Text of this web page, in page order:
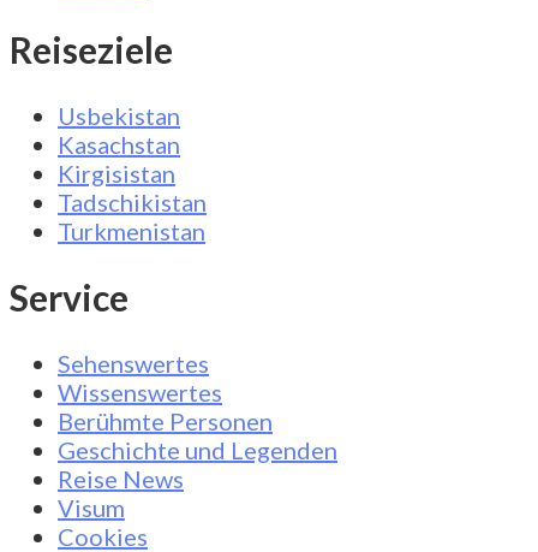
Reiseziele
Usbekistan
Kasachstan
Kirgisistan
Tadschikistan
Turkmenistan
Service
Sehenswertes
Wissenswertes
Berühmte Personen
Geschichte und Legenden
Reise News
Visum
Cookies